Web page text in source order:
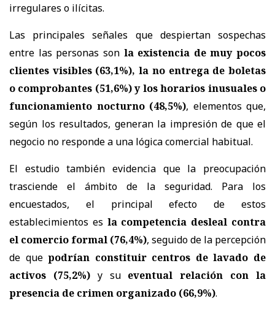
irregulares o ilícitas.
Las principales señales que despiertan sospechas
entre las personas son la existencia de muy pocos
clientes visibles (63,1%), la no entrega de boletas
o comprobantes (51,6%) y los horarios inusuales o
funcionamiento nocturno (48,5%), elementos que,
según los resultados, generan la impresión de que el
negocio no responde a una lógica comercial habitual.
El estudio también evidencia que la preocupación
trasciende el ámbito de la seguridad. Para los
encuestados, el principal efecto de estos
establecimientos es la competencia desleal contra
el comercio formal (76,4%), seguido de la percepción
de quepodrían constituir centros de lavado de
activos (75,2%)y su eventual relación con la
presencia de crimen organizado (66,9%).